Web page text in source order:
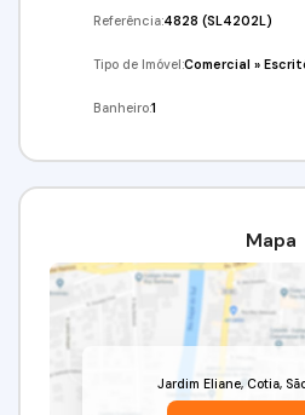
Referência:4828 (SL4202L)
Tipo de Imóvel:Comercial »
Banheiro:1
Mapa
Jardim Eliane, Cotia,